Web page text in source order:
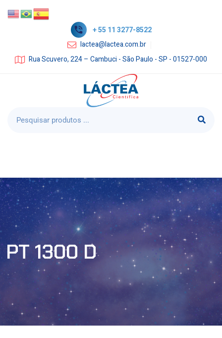
+ 55 11 3277-8522
lactea@lactea.com.br
Rua Scuvero, 224 – Cambuci - São Paulo - SP - 01527-000
PT 1300 D